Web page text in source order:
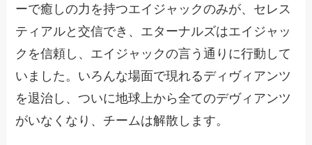
ーで癒しの力を持つエイジャックのみが、セレス
ティアルと交信でき、エターナルズはエイジャッ
クを信頼し、エイジャックの言う通りに行動して
いました。いろんな場面で現れるディヴィアンツ
を退治し、ついに地球上から全てのデヴィアンツ
がいなくなり、チームは解散します。